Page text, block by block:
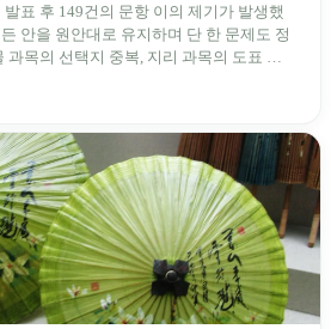
표 후 149건의 문항 이의 제기가 발생했
안을 원안대로 유지하며 단 한 문제도 정
과목의 선택지 중복, 지리 과목의 도표 오
작성에 영향이 없다"라고만 답했다. 국회